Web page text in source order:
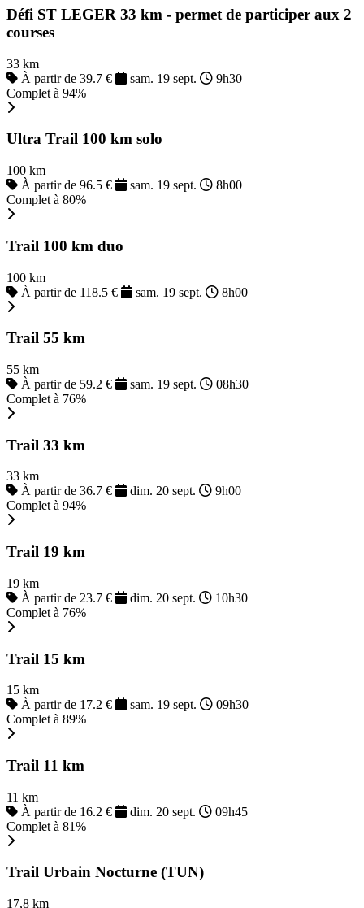
Défi ST LEGER 33 km - permet de participer aux 2
courses
33 km
À partir de 39.7 €
sam. 19 sept.
9h30
Complet à 94%
Ultra Trail 100 km solo
100 km
À partir de 96.5 €
sam. 19 sept.
8h00
Complet à 80%
Trail 100 km duo
100 km
À partir de 118.5 €
sam. 19 sept. 8h00
Trail 55 km
55 km
À partir de 59.2 €
sam. 19 sept.
08h30
Complet à 76%
Trail 33 km
33 km
À partir de 36.7 €
dim. 20 sept.
9h00
Complet à 94%
Trail 19 km
19 km
À partir de 23.7 €
dim. 20 sept.
10h30
Complet à 76%
Trail 15 km
15 km
À partir de 17.2 €
sam. 19 sept.
09h30
Complet à 89%
Trail 11 km
11 km
À partir de 16.2 €
dim. 20 sept.
09h45
Complet à 81%
Trail Urbain Nocturne (TUN)
17,8 km